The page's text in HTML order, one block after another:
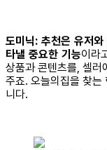
도미닉: 추천은 유저
타낼 중요한 기능이라
상품과 콘텐츠를, 셀러
주죠. 오늘의집을 찾는
니다.